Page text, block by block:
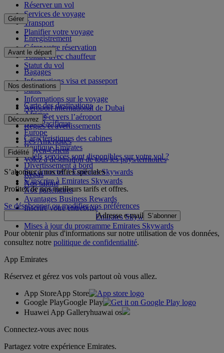
Réserver un vol
Services de voyage
Transport
Planifier votre voyage
Gérer
Enregistrement
Gérer votre réservation
Voiture avec chauffeur
Statut du vol
Avant le départ
Bagages
Informations visa et passeport
Santé
Informations sur le voyage
Aéroport international de Dubai
Depuis et vers l’aéroport
Règles et avertissements
Nos destinations
Carte des destinations
Afrique
Asie-Pacifique
Europe
Les Amériques
Moyen-Orient
Volez à destination de tous les pays/territoires
Découvrez
Caractéristiques des cabines
Boutique Emirates
Quels services sont disponibles sur votre vol ?
Divertissement à bord
Repas
Nos salons
Fidélité
Se connecter à Emirates Skywards
S’inscrire à Emirates Skywards
Nos partenaires
Avantages Business Rewards
Inscrire votre entreprise
Règles du programme Emirates Skywards
Mises à jour du programme Emirates Skywards
S’abonner à nos offres spéciales
Profitez de nos meilleurs tarifs et offres.
Se désabonner ou modifier vos préférences
Adresse e-mail S’abonner
Pour obtenir plus d'informations sur notre utilisation de vos données,
consultez notre politique de confidentialité.
App Emirates
Réservez et gérez vos vols partout où vous allez.
App StoreApp Store
Google PlayGoogle Play
Huawei App Galleryhuawai os
Connectez-vous avec nous
Partagez votre expérience Emirates.